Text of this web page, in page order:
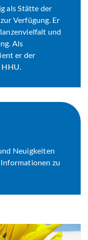
als Stätte der
Verfügung. Er
und
Als
er der
Neuigkeiten
zu